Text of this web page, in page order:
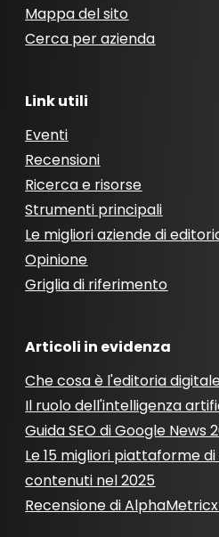
Mappa del sito
Cerca per azienda
Link utili
Eventi
Recensioni
Ricerca e risorse
Strumenti principali
Le migliori aziende di
Opinione
Griglia di riferimento
Articoli in evidenza
Che cosa è l'editoria
Il ruolo dell'intelligenza
Guida SEO di Google News
Le 15 migliori piattaforme
contenuti nel 2025
Recensione di